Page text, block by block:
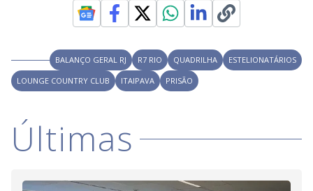
e
o
BALANÇO GERAL RJ R7 RIO QUADRILHA
ESTELIONATÁRIOS
LOUNGE COUNTRY CLUB
ITAIPAVA PRISÃO
Últimas